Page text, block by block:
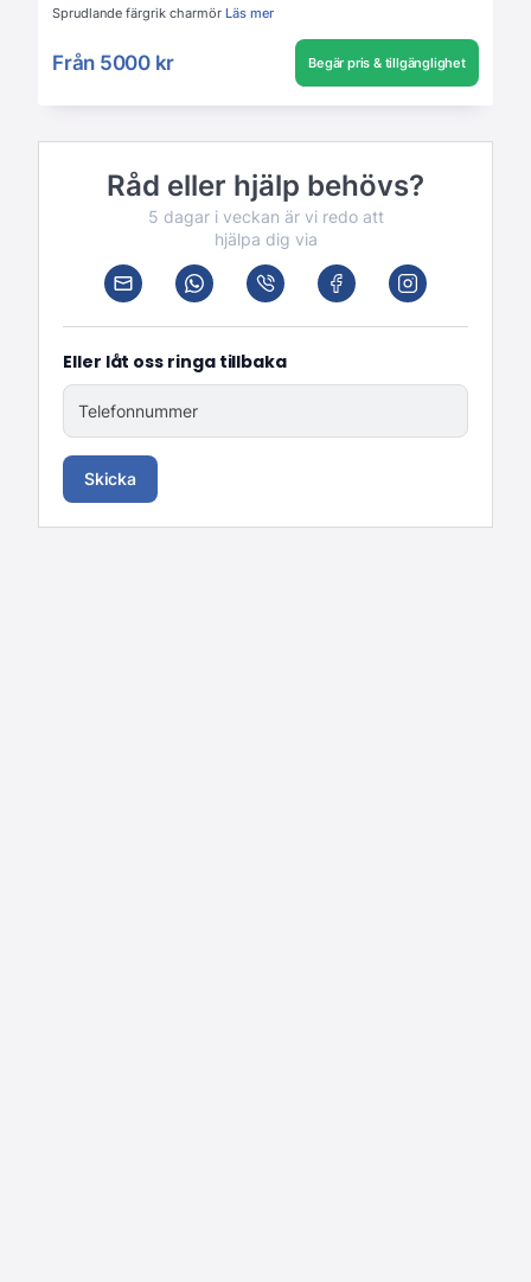
Sprudlande färgrik charmör Läs mer
Från 5000 kr Begär pris & tillgänglighet
Råd eller hjälp behövs?
5 dagar i veckan är vi redo att
hjälpa dig via
Eller låt oss ringa tillbaka
Telefonnummer
Skicka